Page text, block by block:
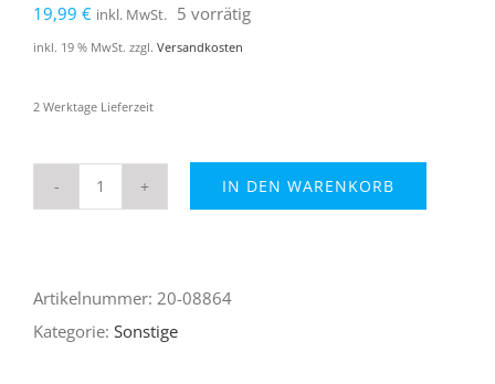
19,99 € inkl. MwSt. 5 vorrätig
inkl. 19 % MwSt. zzgl. Versandkosten
2 Werktage Lieferzeit
Hüllen
22mm
IN DEN WARENKORB
Artikelnummer: 20-08864
Kategorie: Sonstige